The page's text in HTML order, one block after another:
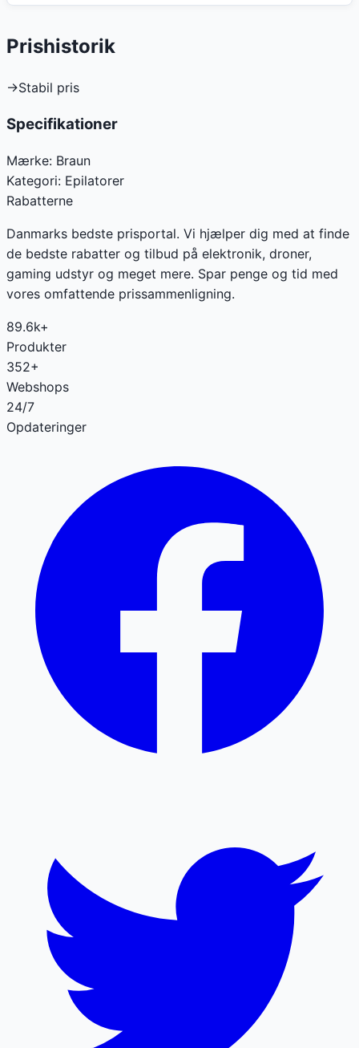
Prishistorik
→Stabil pris
Specifikationer
Mærke: Braun
Kategori: Epilatorer
Rabatterne
Danmarks bedste prisportal. Vi hjælper dig med at finde
de bedste rabatter og tilbud på elektronik, droner,
gaming udstyr og meget mere. Spar penge og tid med
vores omfattende prissammenligning.
89.6k+
Produkter
352+
Webshops
24/7
Opdateringer